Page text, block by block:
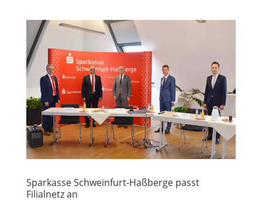
Sparkasse Schweinfurt-Haßberge passt
Filialnetz an